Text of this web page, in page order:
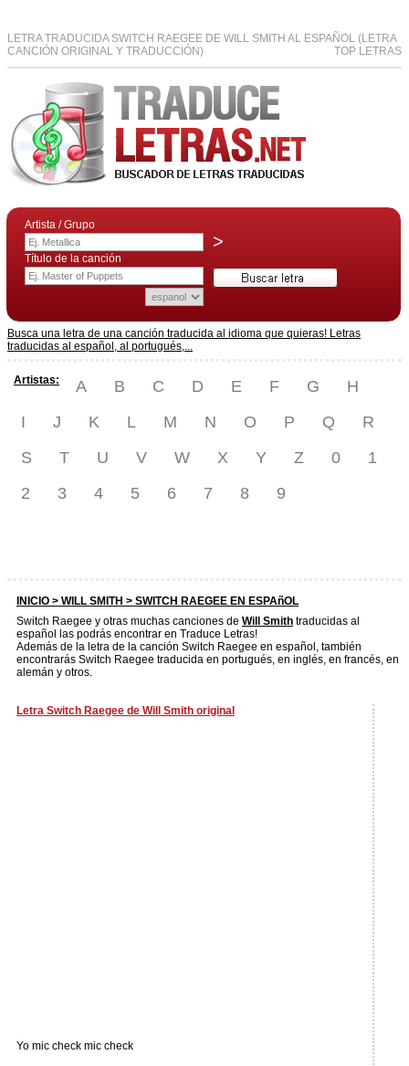
LETRA TRADUCIDA SWITCH RAEGEE DE WILL SMITH AL ESPAÑOL (LETRA
CANCIÓN ORIGINAL Y TRADUCCIÓN)
TOP LETRAS
Artista / Grupo
>
Título de la canción
Busca una letra de una canción traducida al idioma que quieras! Letras
traducidas al español, al portugués,...
Artistas: A B C D E F G
H
I
J K L M N O P Q
R
S
T U V W X Y Z 0
1
2
3 4 5 6 7 8 9
INICIO > WILL SMITH > SWITCH RAEGEE EN ESPAñOL
Switch Raegee y otras muchas canciones de Will Smith traducidas al
español las podrás encontrar en Traduce Letras!
Además de la letra de la canción Switch Raegee en español, también
encontrarás Switch Raegee traducida en portugués, en inglés, en francés, en
alemán y otros.
Letra Switch Raegee de Will Smith original
Yo mic check mic check